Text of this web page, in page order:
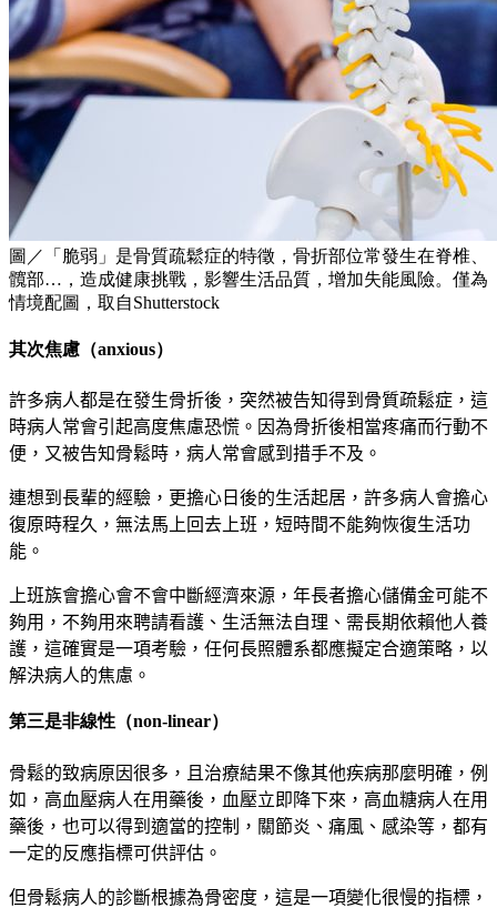
圖／「脆弱」是骨質疏鬆症的特徵，骨折部位常發生在脊椎、
髖部…，造成健康挑戰，影響生活品質，增加失能風險。僅為
情境配圖，取自Shutterstock
其次焦慮（anxious）
許多病人都是在發生骨折後，突然被告知得到骨質疏鬆症，這
時病人常會引起高度焦慮恐慌。因為骨折後相當疼痛而行動不
便，又被告知骨鬆時，病人常會感到措手不及。
連想到長輩的經驗，更擔心日後的生活起居，許多病人會擔心
復原時程久，無法馬上回去上班，短時間不能夠恢復生活功
能。
上班族會擔心會不會中斷經濟來源，年長者擔心儲備金可能不
夠用，不夠用來聘請看護、生活無法自理、需長期依賴他人養
護，這確實是一項考驗，任何長照體系都應擬定合適策略，以
解決病人的焦慮。
第三是非線性（non-linear）
骨鬆的致病原因很多，且治療結果不像其他疾病那麼明確，例
如，高血壓病人在用藥後，血壓立即降下來，高血糖病人在用
藥後，也可以得到適當的控制，關節炎、痛風、感染等，都有
一定的反應指標可供評估。
但骨鬆病人的診斷根據為骨密度，這是一項變化很慢的指標，